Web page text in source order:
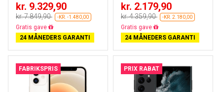
kr. 9.329,90
kr. 7.849,90 -KR. -1.480,00
Næsten udsolgt
24 MÅNEDERS GARANTI
kr. 2.179,90
kr. 4.359,90 -KR. 2.180,00
Gratis fragt
24 MÅNEDERS GARANTI
FABRIKSPRIS PRIX RABAT